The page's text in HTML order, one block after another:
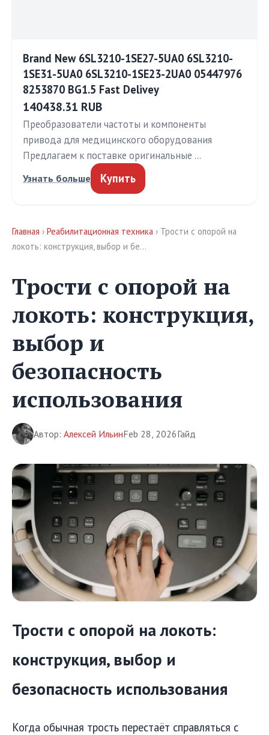
Brand New 6SL3210-1SE27-5UA0 6SL3210-
1SE31-5UA0 6SL3210-1SE23-2UA0 05447976
8253870 BG1.5 Fast Delivey
140438.31 RUB
Преобразователи частоты и компоненты
привода для медицинского оборудования
Предлагаем к поставке оригинальные …
Узнать больше Купить
Главная › Реабилитационная техника › Трости с опорой на
локоть: конструкция, выбор и бе…
Трости с опорой на
локоть: конструкция,
выбор и
безопасность
использования
Автор: Алексей ИльинFeb 28, 2026Гайд
Трости с опорой на локоть:
конструкция, выбор и
безопасность использования
Когда обычная трость перестаёт справляться с